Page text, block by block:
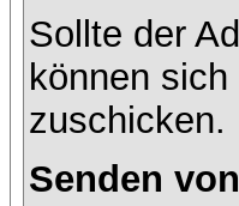
Sollte der
können
zuschicken.
Senden